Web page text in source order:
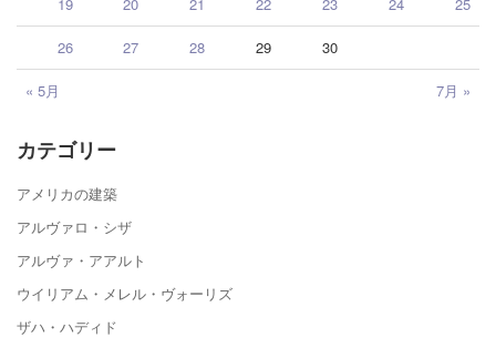
« 5月 7月 »
26 27 28 29 30
カテゴリー
アメリカの建築
アルヴァロ・シザ
アルヴァ・アアルト
ウイリアム・メレル・ヴォーリズ
ザハ・ハディド